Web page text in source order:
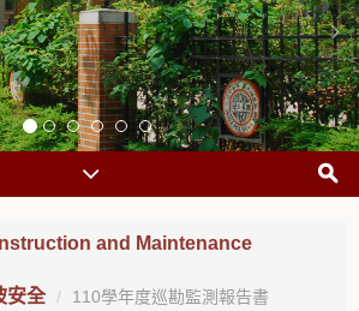
and Maintenance
安全
110學年度巡勘監測報告書